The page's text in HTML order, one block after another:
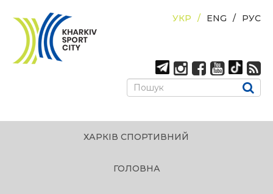
РУС
ENG
УКР
ХАРКІВ СПОРТИВНИЙ
ГОЛОВНА